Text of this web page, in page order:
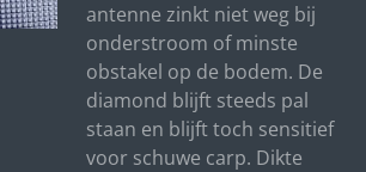
antenne zinkt niet weg bij
onderstroom of minste
obstakel op de bodem. De
diamond blijft steeds pal
staan en blijft toch sensitief
voor schuwe carp. Dikte